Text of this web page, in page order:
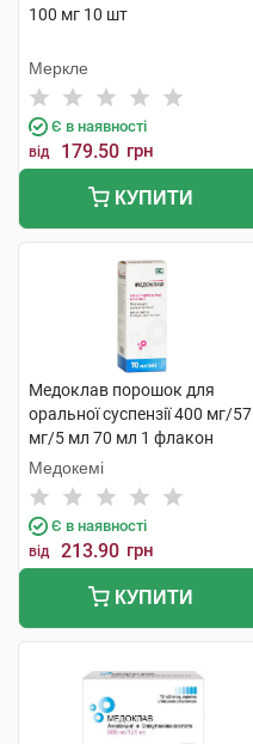
100 мг 10 шт
Меркле
Є в наявності
від 179.50 грн
КУПИТИ
Медоклав порошок для
оральної суспензії 400 мг/57
мг/5 мл 70 мл 1 флакон
Медокемі
Є в наявності
від 213.90 грн
КУПИТИ